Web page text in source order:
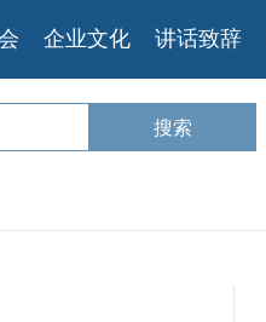
企业文化 讲话致辞